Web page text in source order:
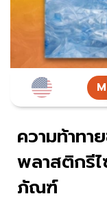
ความท้าทา
พลาสติกรีไ
ภัณฑ์